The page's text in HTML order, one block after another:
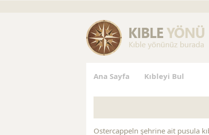
Ana Sayfa Kıbleyi Bul
Ostercappeln şehrine ait pusula